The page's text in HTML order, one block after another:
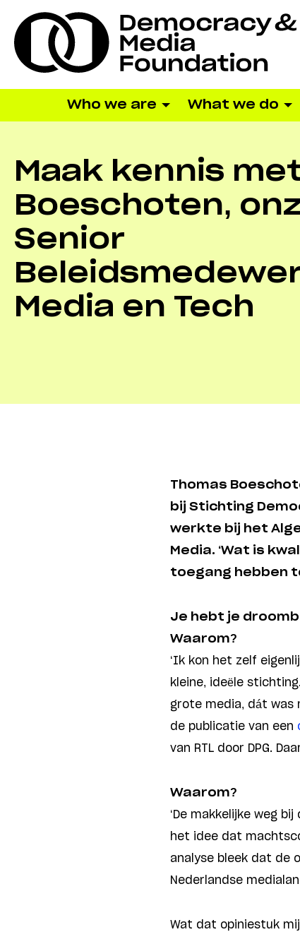
Who we are What we do
Maak kennis
Boeschoten,
Senior
Media en Tech
Thomas
bij Stichting
werkte bij het
Media. ‘Wat is
toegang hebben
Je hebt je
Waarom?
‘Ik kon het zelf
kleine, ideële
grote media, dát was
de publicatie van een
van RTL door DPG.
Waarom?
‘De makkelijke weg
het idee dat
analyse bleek dat de
Nederlandse
Wat dat opiniestuk